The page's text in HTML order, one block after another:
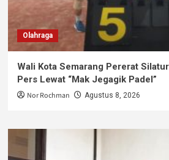
Olahraga
Wali Kota Semarang Pererat
Pers Lewat “Mak Jegagik Padel”
Nor Rochman Agustus 8, 2026